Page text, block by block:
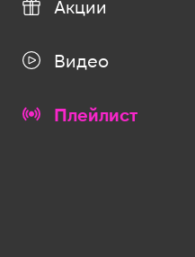
Акции
Видео
Плейлист
15:10